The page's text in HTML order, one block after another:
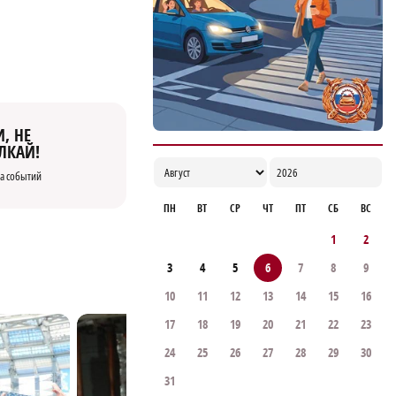
НЕ
событий
дроны для контроля сброса мусора
18:37
ПН ВТ СР ЧТ ПТ СБ ВС
1
2
3
4 5 6 7 8
9
10
11 12 13 14 15
16
17
18 19 20 21 22
23
24
25 26 27 28 29
30
31